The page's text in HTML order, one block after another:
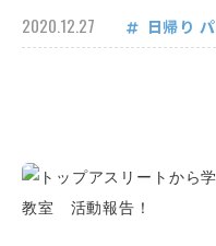
2020.12.27 日帰り